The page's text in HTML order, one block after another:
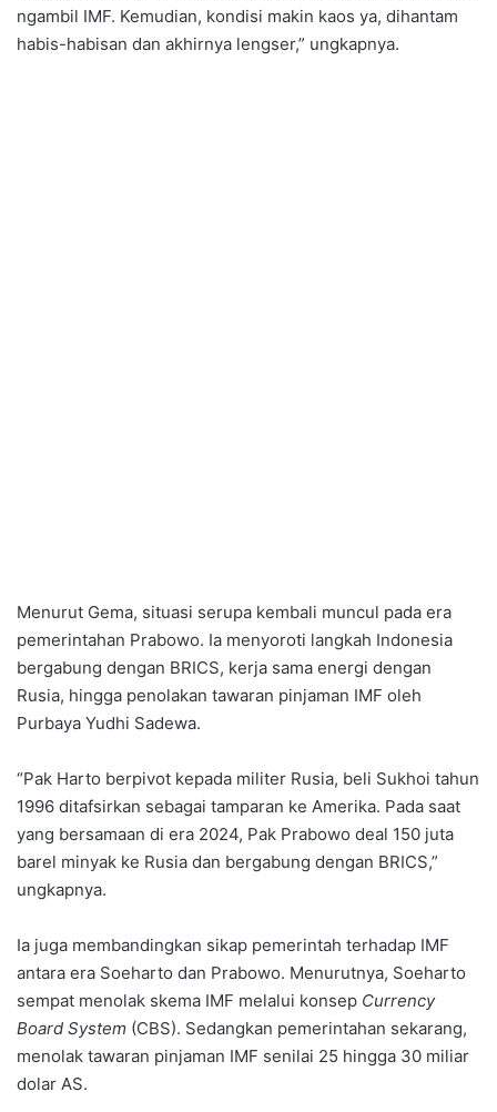
ngambil IMF. Kemudian, kondisi makin kaos ya, dihantam
habis-habisan dan akhirnya lengser,” ungkapnya.
Menurut Gema, situasi serupa kembali muncul pada era
pemerintahan Prabowo. Ia menyoroti langkah Indonesia
bergabung dengan BRICS, kerja sama energi dengan
Rusia, hingga penolakan tawaran pinjaman IMF oleh
Purbaya Yudhi Sadewa.
“Pak Harto berpivot kepada militer Rusia, beli Sukhoi tahun
1996 ditafsirkan sebagai tamparan ke Amerika. Pada saat
yang bersamaan di era 2024, Pak Prabowo deal 150 juta
barel minyak ke Rusia dan bergabung dengan BRICS,”
ungkapnya.
Ia juga membandingkan sikap pemerintah terhadap IMF
antara era Soeharto dan Prabowo. Menurutnya, Soeharto
sempat menolak skema IMF melalui konsep Currency
Board System (CBS). Sedangkan pemerintahan sekarang,
menolak tawaran pinjaman IMF senilai 25 hingga 30 miliar
dolar AS.